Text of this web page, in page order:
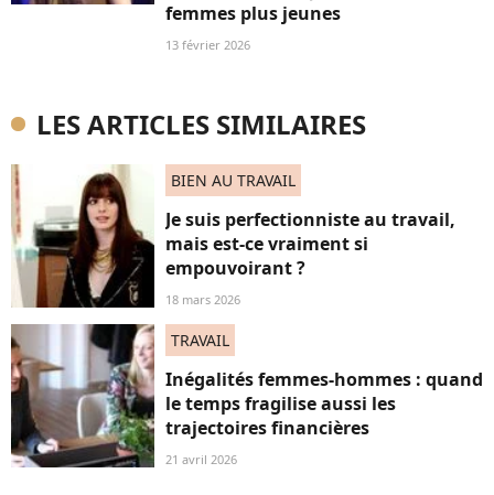
femmes plus jeunes
13 février 2026
LES ARTICLES SIMILAIRES
BIEN AU TRAVAIL
Je suis perfectionniste au travail,
mais est-ce vraiment si
empouvoirant ?
18 mars 2026
TRAVAIL
Inégalités femmes-hommes : quand
le temps fragilise aussi les
trajectoires financières
21 avril 2026